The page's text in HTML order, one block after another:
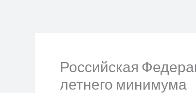
Российская
летнего минимума